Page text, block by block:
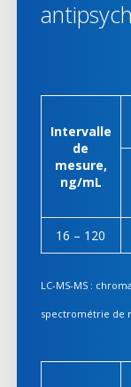
Intervalle
de
mesure,
ng/mL
16 – 120
LC-MS-MS :
spectrométrie de